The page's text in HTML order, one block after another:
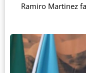
Ramiro Martinez